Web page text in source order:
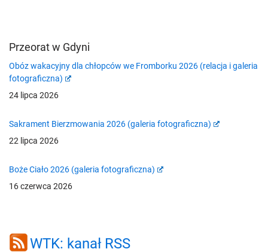
Przeorat w Gdyni
Obóz wakacyjny dla chłopców we Fromborku 2026 (relacja i galeria
fotograficzna)
24 lipca 2026
Sakrament Bierzmowania 2026 (galeria fotograficzna)
22 lipca 2026
Boże Ciało 2026 (galeria fotograficzna)
16 czerwca 2026
WTK: kanał RSS